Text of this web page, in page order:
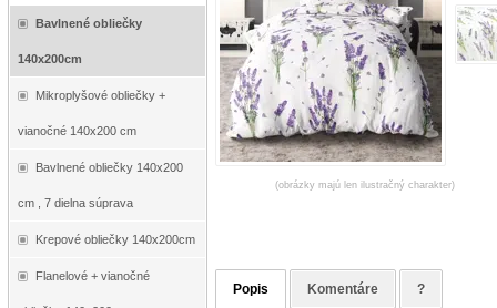
Bavlnené obliečky
140x200cm
Mikroplyšové obliečky +
vianočné 140x200 cm
Bavlnené obliečky 140x200
cm , 7 dielna súprava
Krepové obliečky 140x200cm
Flanelové + vianočné
(obrázky majú len ilustračný charakter)
Popis Komentáre ?